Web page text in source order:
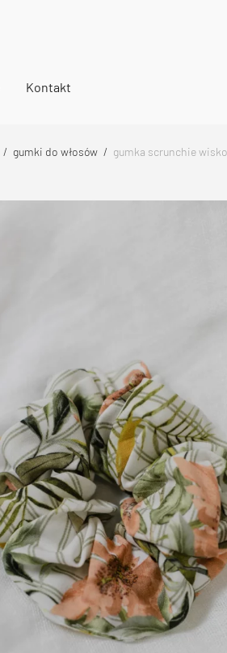
Kontakt
/ gumki do włosów / gumka scrunchie